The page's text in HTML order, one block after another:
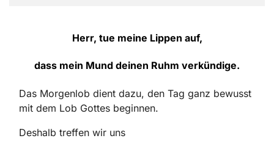
Herr, tue meine Lippen auf,
dass mein Mund deinen Ruhm verkündige.
Das Morgenlob dient dazu, den Tag ganz bewusst
mit dem Lob Gottes beginnen.
Deshalb treffen wir uns